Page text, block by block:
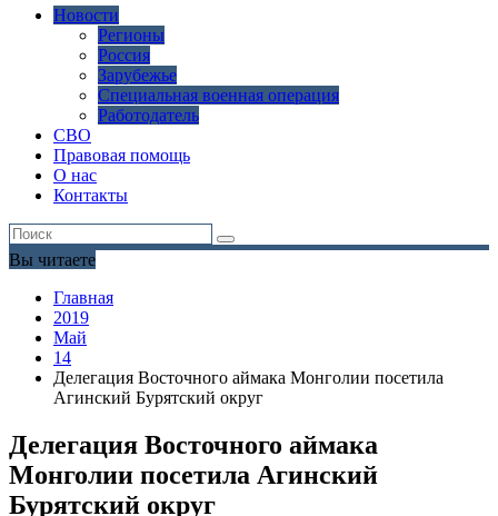
Новости
Регионы
Россия
Зарубежье
Специальная военная операция
Работодатель
СВО
Правовая помощь
О нас
Контакты
Вы читаете
Главная
2019
Май
14
Делегация Восточного аймака Монголии посетила
Агинский Бурятский округ
Делегация Восточного аймака
Монголии посетила Агинский
Бурятский округ